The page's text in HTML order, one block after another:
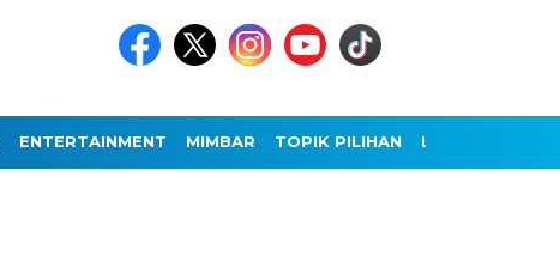
ENTERTAINMENT MIMBAR TOPIK PILIHAN LAINNYA